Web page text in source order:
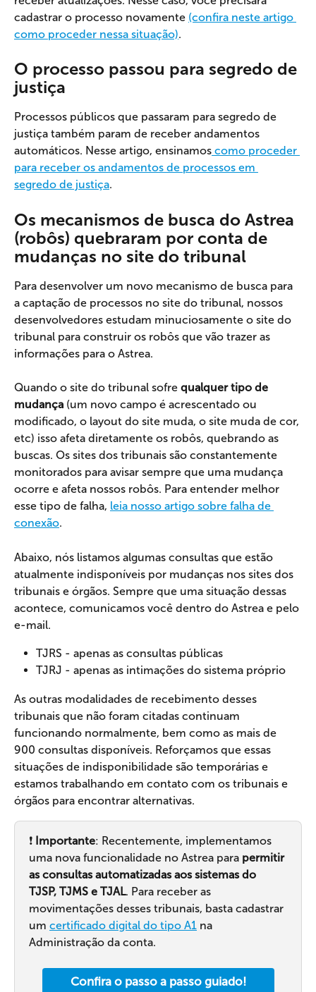
cadastrar o processo novamente (confira neste artigo
como proceder nessa situação).
O processo passou para segredo de
justiça
Processos públicos que passaram para segredo de
justiça também param de receber andamentos
automáticos. Nesse artigo, ensinamos como proceder
para receber os andamentos de processos em
segredo de justiça.
Os mecanismos de busca do Astrea
(robôs) quebraram por conta de
mudanças no site do tribunal
Para desenvolver um novo mecanismo de busca para
a captação de processos no site do tribunal, nossos
desenvolvedores estudam minuciosamente o site do
tribunal para construir os robôs que vão trazer as
informações para o Astrea.
Quando o site do tribunal sofre qualquer tipo de
mudança (um novo campo é acrescentado ou
modificado, o layout do site muda, o site muda de cor,
etc) isso afeta diretamente os robôs, quebrando as
buscas. Os sites dos tribunais são constantemente
monitorados para avisar sempre que uma mudança
ocorre e afeta nossos robôs. Para entender melhor
esse tipo de falha, leia nosso artigo sobre falha de
conexão.
Abaixo, nós listamos algumas consultas que estão
atualmente indisponíveis por mudanças nos sites dos
tribunais e órgãos. Sempre que uma situação dessas
acontece, comunicamos você dentro do Astrea e pelo
e-mail.
TJRS - apenas as consultas públicas
TJRJ - apenas as intimações do sistema próprio
As outras modalidades de recebimento desses
tribunais que não foram citadas continuam
funcionando normalmente, bem como as mais de
900 consultas disponíveis. Reforçamos que essas
situações de indisponibilidade são temporárias e
estamos trabalhando em contato com os tribunais e
órgãos para encontrar alternativas.
❗ Importante: Recentemente, implementamos
uma nova funcionalidade no Astrea para permitir
as consultas automatizadas aos sistemas do
TJSP, TJMS e TJAL. Para receber as
movimentações desses tribunais, basta cadastrar
um certificado digital do tipo A1 na
Administração da conta.
Confira o passo a passo guiado!